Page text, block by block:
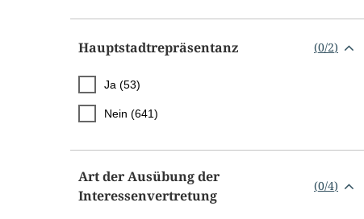
Hauptstadtrepräsentanz (0/2)
Ja (53)
Nein (641)
Art der Ausübung der
Interessenvertretung
(0/4)